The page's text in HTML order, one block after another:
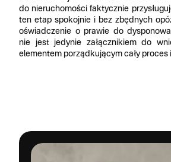
do nieruchomości faktycznie
ten etap spokojnie i bez zbędnych
oświadczenie o prawie do
nie jest jedynie załącznikiem do
elementem porządkującym cały proces